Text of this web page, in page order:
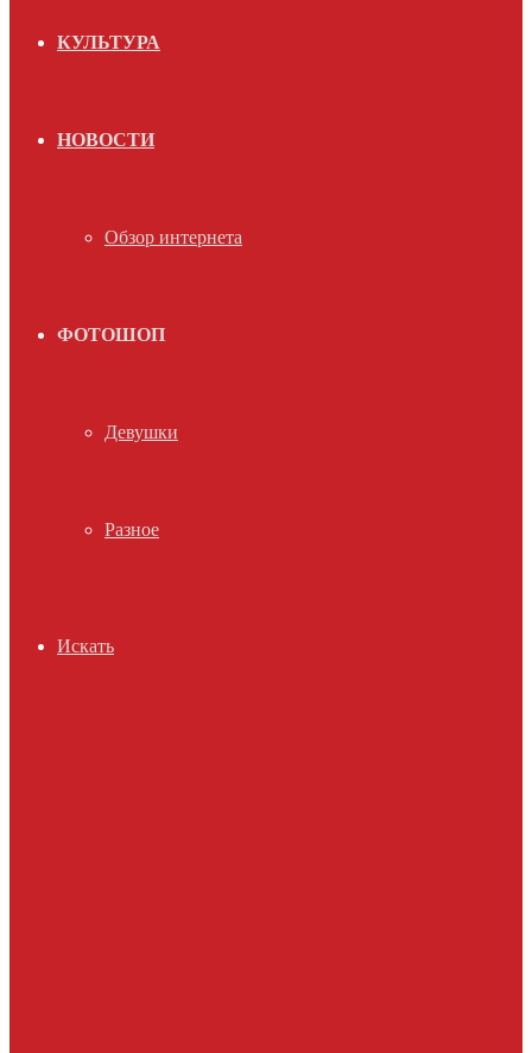
КУЛЬТУРА
НОВОСТИ
Обзор интернета
ФОТОШОП
Девушки
Разное
Искать